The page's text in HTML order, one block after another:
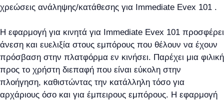
χρεώσεις ανάληψης/κατάθεσης για Immediate Evex 101 .
Η εφαρμογή για κινητά για Immediate Evex 101 προσφέρει
άνεση και ευελιξία στους εμπόρους που θέλουν να έχουν
πρόσβαση στην πλατφόρμα εν κινήσει. Παρέχει μια φιλική
προς το χρήστη διεπαφή που είναι εύκολη στην
πλοήγηση, καθιστώντας την κατάλληλη τόσο για
αρχάριους όσο και για έμπειρους εμπόρους. Η εφαρμογή